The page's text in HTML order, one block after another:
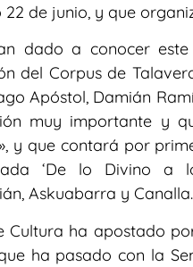
de junio, y que
dado a conocer
del Corpus de
Apóstol, Damián
muy importante y
y que contará por
‘De lo Divino a
Askuabarra y Canalla.
Cultura ha apostado
ha pasado con la